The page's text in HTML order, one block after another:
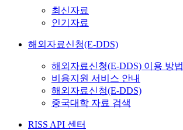
최신자료
인기자료
해외자료신청(E-DDS)
해외자료신청(E-DDS) 이용 방법
비용지원 서비스 안내
해외자료신청(E-DDS)
중국대학 자료 검색
RISS API 센터